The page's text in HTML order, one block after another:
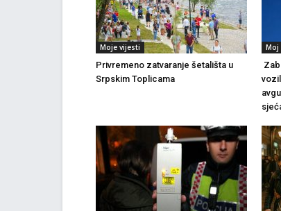
Moje vijesti
Privremeno zatvaranje šetališta u
Srpskim Toplicama
Moj